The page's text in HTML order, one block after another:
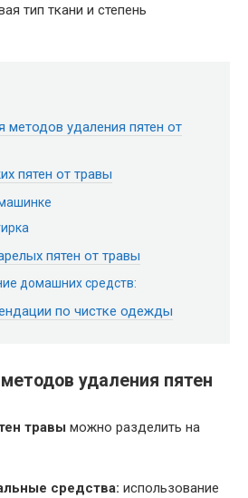
тип ткани и степень
методов удаления пятен от
пятен от травы
пятен от травы
домашних средств:
по чистке одежды
удаления пятен
травы можно разделить на
средства: использование